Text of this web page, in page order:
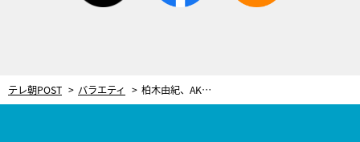
テレ朝POST バラエティ 柏木由紀、AKB時代に犯した“罪”を12年越しに告白「とんでもないことをしてしまった」